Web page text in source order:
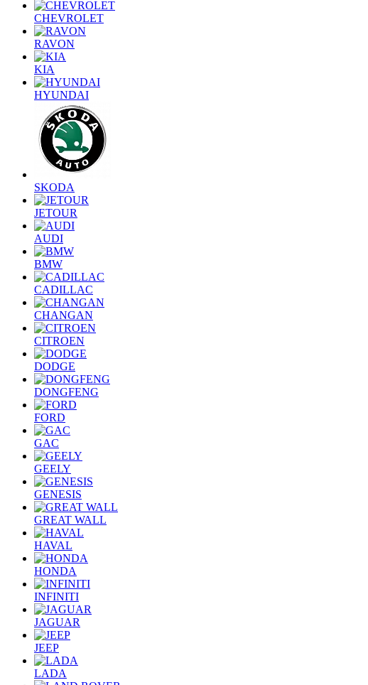
CHEVROLET
RAVON
KIA
HYUNDAI
SKODA
JETOUR
AUDI
BMW
CADILLAC
CHANGAN
CITROEN
DODGE
DONGFENG
FORD
GAC
GEELY
GENESIS
GREAT WALL
HAVAL
HONDA
INFINITI
JAGUAR
JEEP
LADA